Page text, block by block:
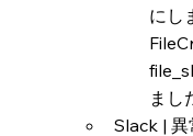
にし
まし
Slack | 異